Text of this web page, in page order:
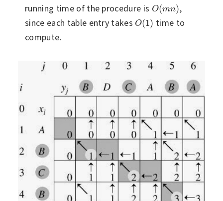
running time of the procedure is O(mn)
O(mn) ,
since each table entry takes O(1)
O(1) time to
compute.